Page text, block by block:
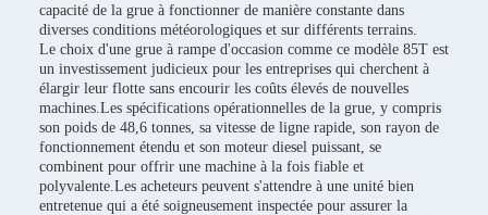
capacité de la grue à fonctionner de manière constante dans
diverses conditions météorologiques et sur différents terrains.
Le choix d'une grue à rampe d'occasion comme ce modèle 85T est
un investissement judicieux pour les entreprises qui cherchent à
élargir leur flotte sans encourir les coûts élevés de nouvelles
machines.Les spécifications opérationnelles de la grue, y compris
son poids de 48,6 tonnes, sa vitesse de ligne rapide, son rayon de
fonctionnement étendu et son moteur diesel puissant, se
combinent pour offrir une machine à la fois fiable et
polyvalente.Les acheteurs peuvent s'attendre à une unité bien
entretenue qui a été soigneusement inspectée pour assurer la